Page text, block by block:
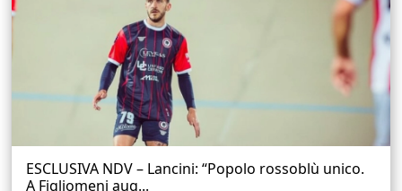
ESCLUSIVA NDV – Lancini: “Popolo rossoblù unico.
A Figliomeni aug...